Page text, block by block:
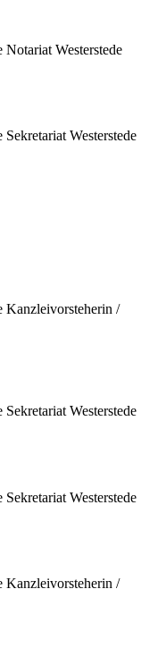
Notariat Westerstede
Sekretariat Westerstede
Kanzleivorsteherin /
Sekretariat Westerstede
Sekretariat Westerstede
Kanzleivorsteherin /